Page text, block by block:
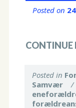
Posted on
CONTINUE
Posted in
Samvær
/